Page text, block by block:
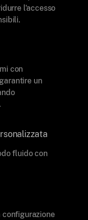
l'accesso
con
un
fluido con